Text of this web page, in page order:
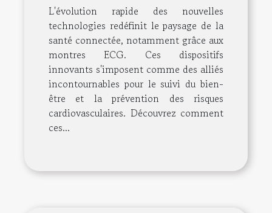
santé essentiels ?
L'évolution rapide des nouvelles
technologies redéfinit le paysage de la
santé connectée, notamment grâce aux
montres ECG. Ces dispositifs
innovants s'imposent comme des alliés
incontournables pour le suivi du bien-
être et la prévention des risques
cardiovasculaires. Découvrez comment
ces...